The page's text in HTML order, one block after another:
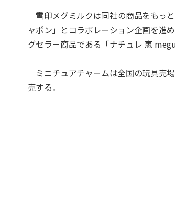
雪印メグミルクは同社の商品をもっ
ャポン」とコラボレーション企画を進
グセラー商品である「ナチュレ 恵
ミニチュアチャームは全国の玩具売
売する。